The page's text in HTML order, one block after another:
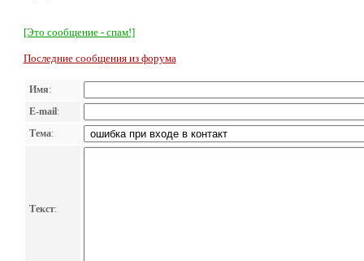
[Это сообщение - спам!]
Последние сообщения из форума
Имя:
E-mail:
Тема:
Текст: